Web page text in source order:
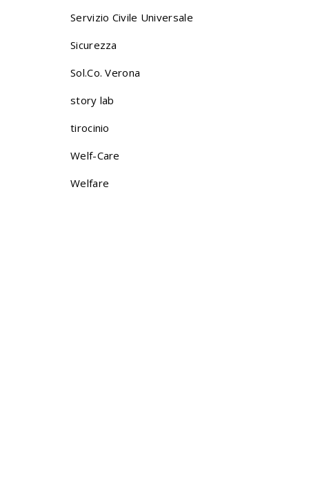
Servizio Civile Universale
Sicurezza
Sol.Co. Verona
story lab
tirocinio
Welf-Care
Welfare